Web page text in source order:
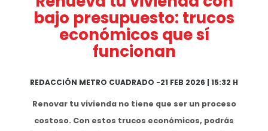
bajo presupuesto: trucos
económicos que sí
funcionan
REDACCIÓN METRO CUADRADO -21 FEB 2026 | 15:32 H
Renovar tu vivienda no tiene que ser un proceso
costoso. Con estos trucos económicos, podrás